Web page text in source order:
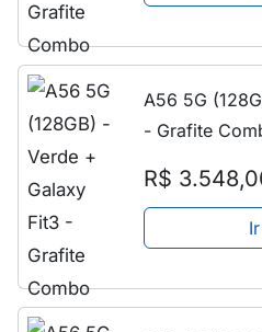
A56 5G
- Grafite
R$